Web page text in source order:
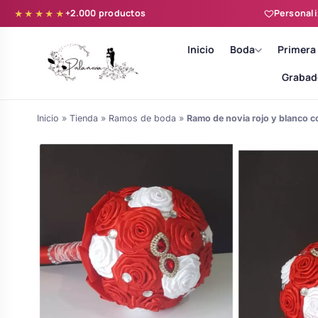
★★★★★+2.000 productos
Inicio Boda
novia y zapatillas
personalizadas
Árboles de Huellas para Primera
Comunión
Batas de comunión personalizadas
para niña
Inicio » Tienda » Ramos de boda » Ramo de novia rojo y blanco